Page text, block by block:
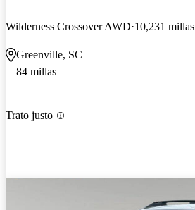
Wilderness Crossover AWD 10,231 millas
Greenville, SC
84 millas
Trato justo